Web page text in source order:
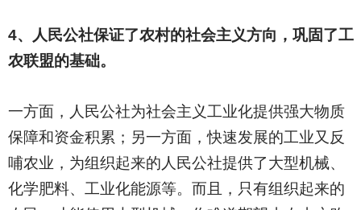
4、人民公社保证了农村的社会主义方向，巩固了工
农联盟的基础。
一方面，人民公社为社会主义工业化提供强大物质
保障和资金积累；另一方面，快速发展的工业又反
哺农业，为组织起来的人民公社提供了大型机械、
化学肥料、工业化能源等。而且，只有组织起来的